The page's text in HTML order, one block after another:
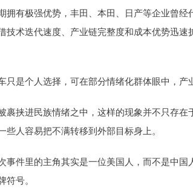
拥有极强优势，丰田、本田、日产等企业曾
技术迭代速度、产业链完整度和成本优势迅
只是个人选择，可在部分情绪化群体眼中，产
裹挟进民族情绪之中，这样的现象并不只存
人容易把不满转移到外部目标身上。
事件里的主角其实是一位美国人，而不是中
号。